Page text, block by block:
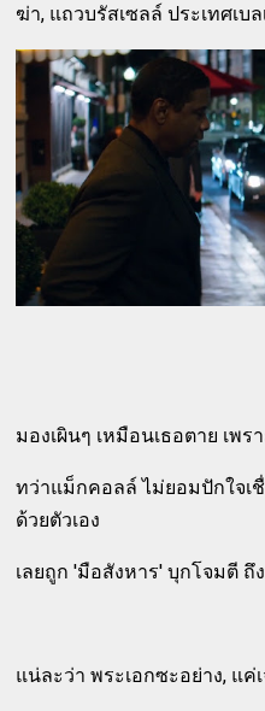
ฆ่า, แถวบรัสเซลล์ ประเทศเบล
มองเผินๆ เหมือนเธอตาย เพร
ทว่าแม็กคอลล์ ไม่ยอมปักใจเ
ด้วยตัวเอง
เลยถูก 'มือสังหาร' บุกโจมตี ถึ
แน่ละว่า พระเอกซะอย่าง, แค่